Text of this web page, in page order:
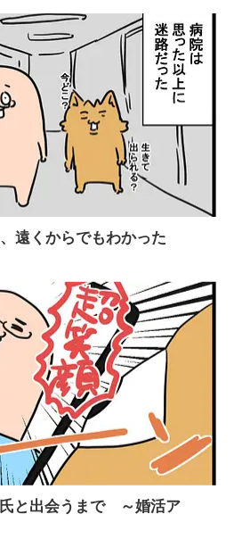
遠くからでもわかった
と出会うまで ～婚活ア